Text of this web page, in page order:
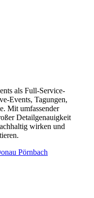
als Full-Service-
Events, Tagungen,
Mit umfassender
Detailgenauigkeit
wirken und
Pörnbach